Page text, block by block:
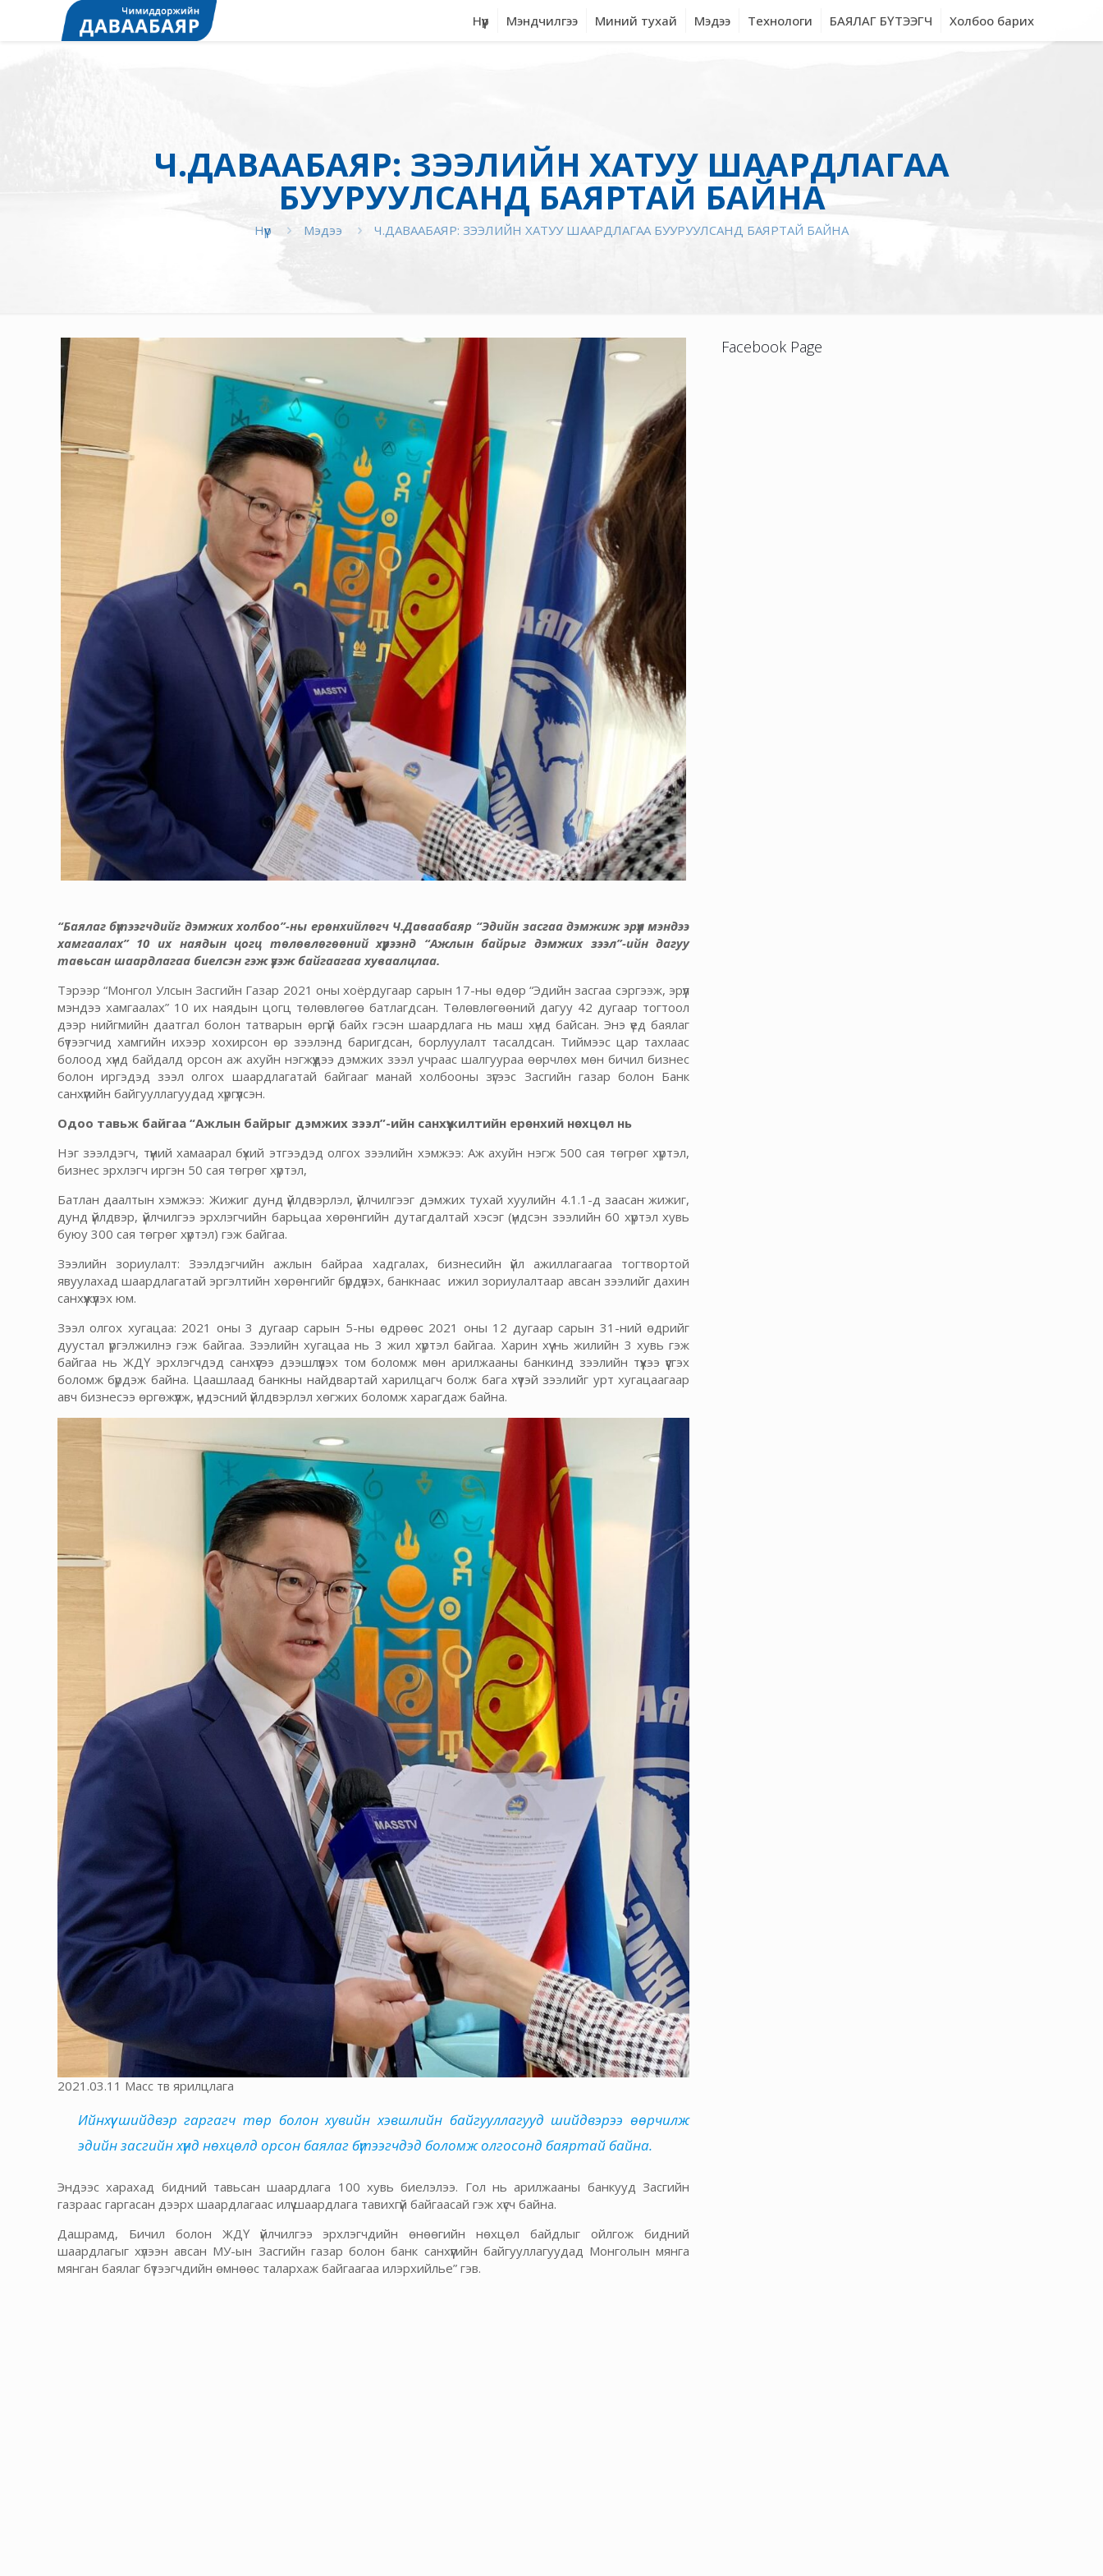
Нүүр Мэндчилгээ Миний тухай Мэдээ Технологи БАЯЛАГ БҮТЭЭГЧ Холбоо барих
Ч.ДАВААБАЯР: ЗЭЭЛИЙН ХАТУУ ШААРДЛАГАА
БУУРУУЛСАНД БАЯРТАЙ БАЙНА
Нүүр Мэдээ Ч.ДАВААБАЯР: ЗЭЭЛИЙН ХАТУУ ШААРДЛАГАА БУУРУУЛСАНД БАЯРТАЙ БАЙНА
“Баялаг бүтээгчдийг дэмжих холбоо”-ны ерөнхийлөгч Ч.Даваабаяр “Эдийн засгаа дэмжиж эрүүл мэндээ
хамгаалах” 10 их наядын цогц төлөвлөгөөний хүрээнд “Ажлын байрыг дэмжих зээл”-ийн дагуу
тавьсан шаардлагаа биелсэн гэж үзэж байгаагаа хуваалцлаа.
Тэрээр “Монгол Улсын Засгийн Газар 2021 оны хоёрдугаар сарын 17-ны өдөр “Эдийн засгаа сэргээж, эрүүл
мэндээ хамгаалах” 10 их наядын цогц төлөвлөгөө батлагдсан. Төлөвлөгөөний дагуу 42 дугаар тогтоол
дээр нийгмийн даатгал болон татварын өргүй байх гэсэн шаардлага нь маш хүнд байсан. Энэ үед баялаг
бүтээгчид хамгийн ихээр хохирсон өр зээлэнд баригдсан, борлуулалт тасалдсан. Тиймээс цар тахлаас
болоод хүнд байдалд орсон аж ахуйн нэгжүүдээ дэмжих зээл учраас шалгуураа өөрчлөх мөн бичил бизнес
болон иргэдэд зээл олгох шаардлагатай байгааг манай холбооны зүгээс Засгийн газар болон Банк
санхүүгийн байгууллагуудад хүргүүлсэн.
Одоо тавьж байгаа “Ажлын байрыг дэмжих зээл”-ийн санхүүжилтийн ерөнхий нөхцөл нь
Нэг зээлдэгч, түүний хамаарал бүхий этгээдэд олгох зээлийн хэмжээ: Аж ахуйн нэгж 500 сая төгрөг хүртэл,
бизнес эрхлэгч иргэн 50 сая төгрөг хүртэл,
Батлан даалтын хэмжээ: Жижиг дунд үйлдвэрлэл, үйлчилгээг дэмжих тухай хуулийн 4.1.1-д заасан жижиг,
дунд үйлдвэр, үйлчилгээ эрхлэгчийн барьцаа хөрөнгийн дутагдалтай хэсэг (үндсэн зээлийн 60 хүртэл хувь
буюу 300 сая төгрөг хүртэл) гэж байгаа.
Зээлийн зориулалт: Зээлдэгчийн ажлын байраа хадгалах, бизнесийн үйл ажиллагаагаа тогтвортой
явуулахад шаардлагатай эргэлтийн хөрөнгийг бүрдүүлэх, банкнаас ижил зориулалтаар авсан зээлийг дахин
санхүүжүүлэх юм.
Зээл олгох хугацаа: 2021 оны 3 дугаар сарын 5-ны өдрөөс 2021 оны 12 дугаар сарын 31-ний өдрийг
дуустал үргэлжилнэ гэж байгаа. Зээлийн хугацаа нь 3 жил хүртэл байгаа. Харин хүү нь жилийн 3 хувь гэж
байгаа нь ЖДҮ эрхлэгчдэд санхүүгээ дээшлүүлэх том боломж мөн арилжааны банкинд зээлийн түүхээ үүсгэх
боломж бүрдэж байна. Цаашлаад банкны найдвартай харилцагч болж бага хүүтэй зээлийг урт хугацаагаар
авч бизнесээ өргөжүүлж, үндэсний үйлдвэрлэл хөгжих боломж харагдаж байна.
2021.03.11 Масс тв ярилцлага
Ийнхүү шийдвэр гаргагч төр болон хувийн хэвшлийн байгууллагууд шийдвэрээ өөрчилж
эдийн засгийн хүнд нөхцөлд орсон баялаг бүтээгчдэд боломж олгосонд баяртай байна.
Эндээс харахад бидний тавьсан шаардлага 100 хувь биелэлээ. Гол нь арилжааны банкууд Засгийн
газраас гаргасан дээрх шаардлагаас илүү шаардлага тавихгүй байгаасай гэж хүсч байна.
Дашрамд, Бичил болон ЖДҮ үйлчилгээ эрхлэгчдийн өнөөгийн нөхцөл байдлыг ойлгож бидний
шаардлагыг хүлээн авсан МУ-ын Засгийн газар болон банк санхүүгийн байгууллагуудад Монголын мянга
мянган баялаг бүтээгчдийн өмнөөс талархаж байгаагаа илэрхийлье” гэв.
Facebook Page